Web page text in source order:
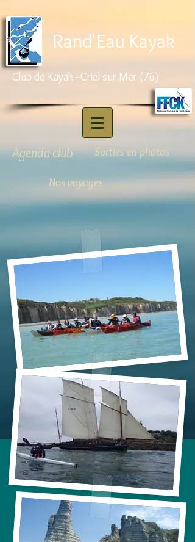
Rand'Eau Kayak
Club de Kayak - Criel sur Mer (76)
Agenda club Sorties en photos
Nos voyages